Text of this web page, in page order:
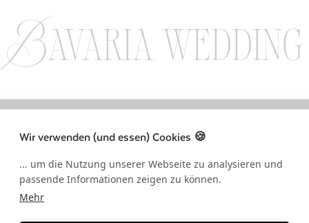
Wir verwenden (und essen) Cookies 🍪
... um die Nutzung unserer Webseite zu analysieren und
passende Informationen zeigen zu können.
Mehr
Bavaria wedding